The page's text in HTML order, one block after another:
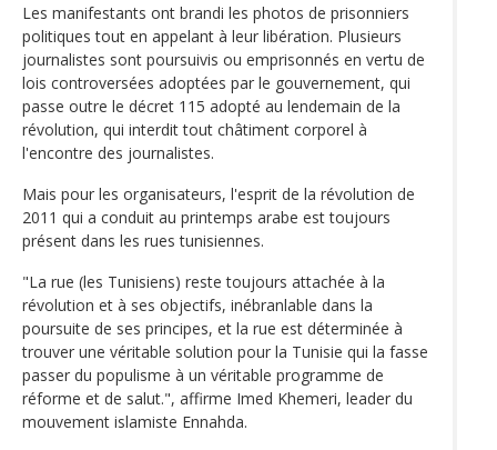
Les manifestants ont brandi les photos de prisonniers
politiques tout en appelant à leur libération. Plusieurs
journalistes sont poursuivis ou emprisonnés en vertu de
lois controversées adoptées par le gouvernement, qui
passe outre le décret 115 adopté au lendemain de la
révolution, qui interdit tout châtiment corporel à
l'encontre des journalistes.
Mais pour les organisateurs, l'esprit de la révolution de
2011 qui a conduit au printemps arabe est toujours
présent dans les rues tunisiennes.
"La rue (les Tunisiens) reste toujours attachée à la
révolution et à ses objectifs, inébranlable dans la
poursuite de ses principes, et la rue est déterminée à
trouver une véritable solution pour la Tunisie qui la fasse
passer du populisme à un véritable programme de
réforme et de salut.", affirme Imed Khemeri, leader du
mouvement islamiste Ennahda.